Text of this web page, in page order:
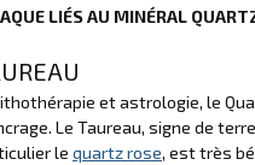
LIÉS AU MINÉRAL
et astrologie, le
Le Taureau, signe de
le quartz rose, est très